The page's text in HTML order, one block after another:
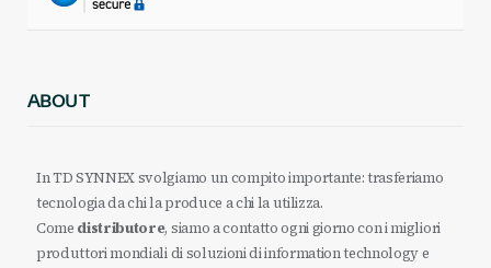
ABOUT
In TD SYNNEX svolgiamo un compito importante: trasferiamo
tecnologia da chi la produce a chi la utilizza.
Come distributore, siamo a contatto ogni giorno con i migliori
produttori mondiali di soluzioni di information technology e